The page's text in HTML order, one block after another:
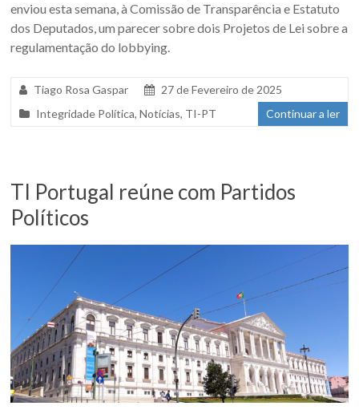
enviou esta semana, à Comissão de Transparência e Estatuto
dos Deputados, um parecer sobre dois Projetos de Lei sobre a
regulamentação do lobbying.
Tiago Rosa Gaspar
27 de Fevereiro de 2025
Integridade Política,Notícias, TI-PT Continuar a ler
TI Portugal reúne com Partidos
Políticos